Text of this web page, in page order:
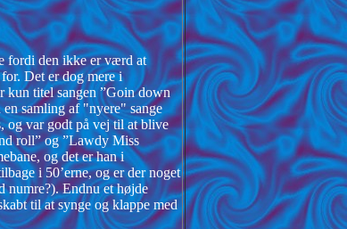
fordi den ikke er værd at
Det er dog mere i
kun titel sangen ”Goin down
en samling af "nyere" sange
og var godt på vej til at blive
roll” og ”Lawdy Miss
og det er han i
i 50’erne, og er der noget
numre?). Endnu et højde
til at synge og klappe med